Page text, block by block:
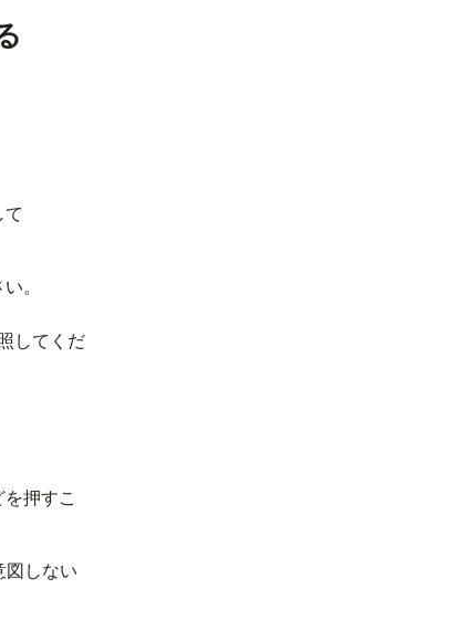
て
。
してくだ
押すこ
図しない